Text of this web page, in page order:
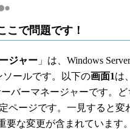
こで問題です！
ジャー 」は、Windows
ソールです。以下の画面1は
ーバーマネージャーです。
ページです。一見すると
要な変更が含まれていま